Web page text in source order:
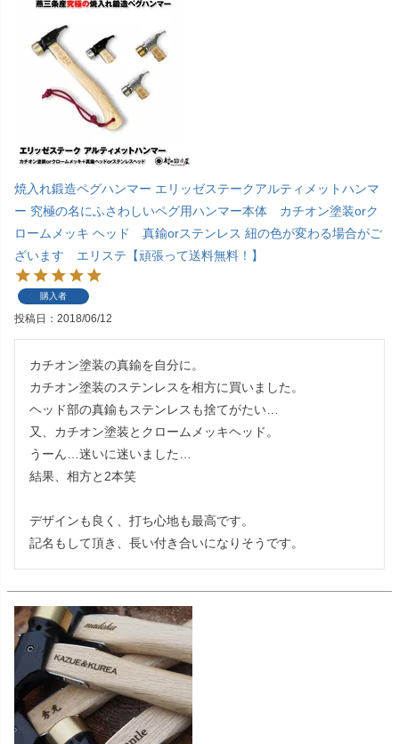
焼入れ鍛造ペグハンマー エリッゼステークアルティメットハンマ
ー 究極の名にふさわしいペグ用ハンマー本体 カチオン塗装orク
ロームメッキ ヘッド 真鍮orステンレス 紐の色が変わる場合がご
ざいます エリステ【頑張って送料無料！】
購入者
投稿日 2018/06/12
カチオン塗装の真鍮を自分に。
カチオン塗装のステンレスを相方に買いました。
ヘッド部の真鍮もステンレスも捨てがたい…
又、カチオン塗装とクロームメッキヘッド。
うーん…迷いに迷いました…
結果、相方と2本笑
デザインも良く、打ち心地も最高です。
記名もして頂き、長い付き合いになりそうです。